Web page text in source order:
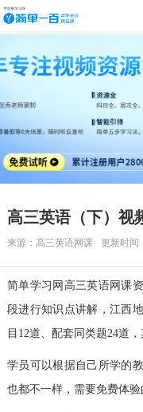
高三英语（下）视
来源： 高三英语网课 更新时间
简单学习网高三英语网课
段进行知识点讲解，江西
目12道、配套同类题24道
学员可以根据自己所学的
也都不一样，需要免费体验